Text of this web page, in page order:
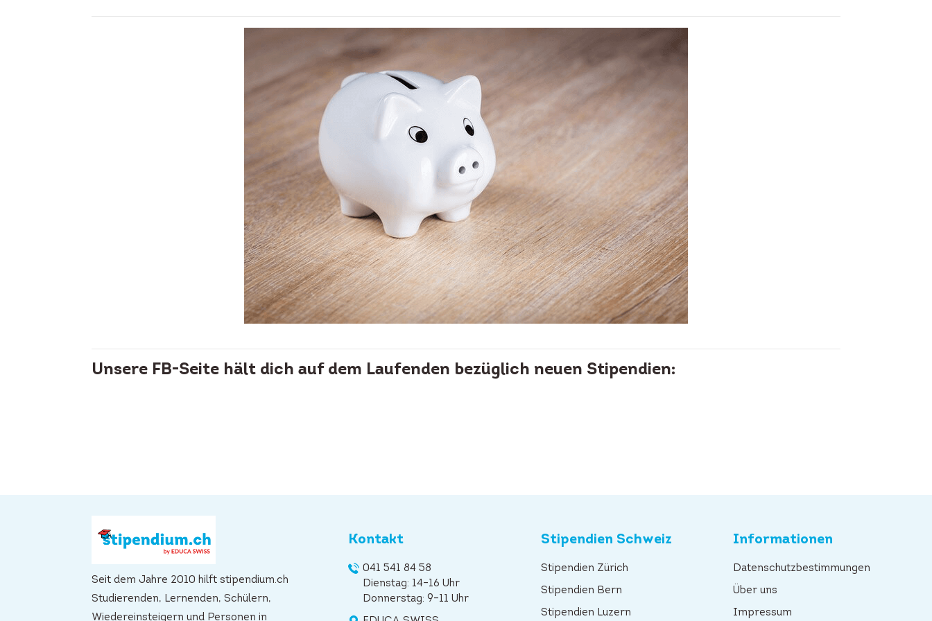
Unsere FB-Seite hält dich auf dem Laufenden bezüglich neuen Stipendien:
Seit dem Jahre 2010 hilft stipendium.ch
Studierenden, Lernenden, Schülern,
Wiedereinsteigern und Personen in
Kontakt
041 541 84 58
Dienstag: 14–16 Uhr
Donnerstag: 9–11 Uhr
Stipendien Schweiz
Stipendien Zürich
Stipendien Bern
Stipendien Luzern
Informationen
Datenschutzbestimmungen
Über uns
Impressum